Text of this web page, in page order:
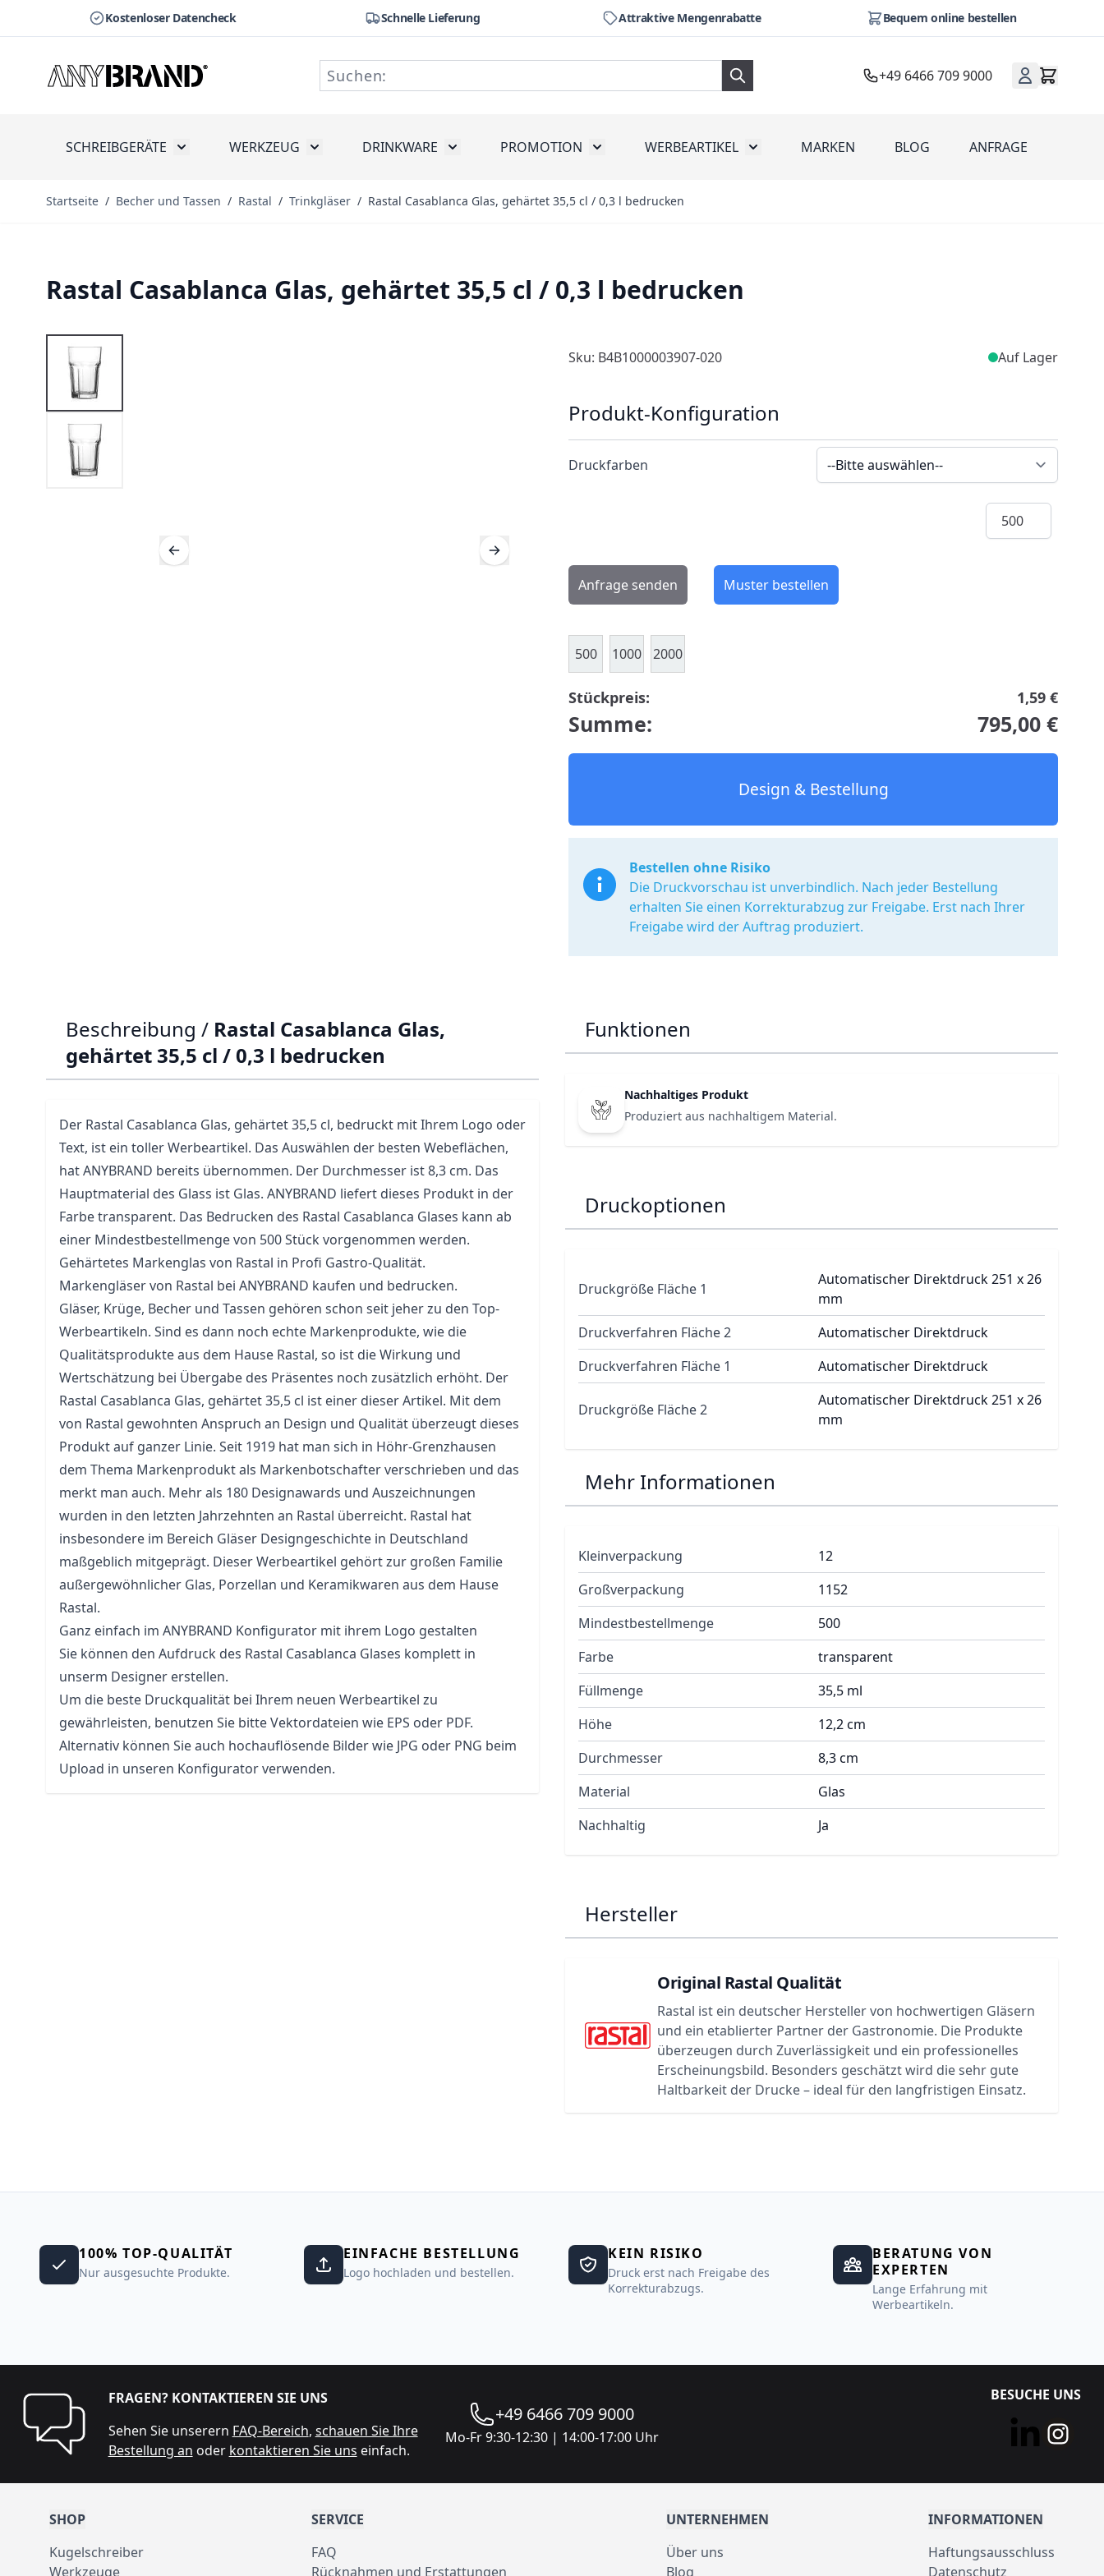
Kostenloser Datencheck Schnelle Lieferung Attraktive Mengenrabatte Bequem online bestellen
+49 6466 709 9000
SCHREIBGERÄTE Toggle submenu for Schreibgeräte
WERKZEUG Toggle submenu for Werkzeug
DRINKWARE Toggle submenu for Drinkware
PROMOTION Toggle submenu for Promotion
WERBEARTIKEL Toggle submenu for Werbeartikel
MARKEN BLOG ANFRAGE
Startseite / Becher und Tassen / Rastal / Trinkgläser / Rastal Casablanca Glas, gehärtet 35,5 cl / 0,3 l bedrucken
Rastal Casablanca Glas, gehärtet 35,5 cl / 0,3 l bedrucken
Sku: B4B1000003907-020 Auf Lager
Produkt-Konfiguration
Druckfarben
Menge
Anfrage senden Muster bestellen
500 1000 2000
Stückpreis: 1,59 €
Summe: 795,00 €
Design & Bestellung
Bestellen ohne Risiko
Die Druckvorschau ist unverbindlich. Nach jeder Bestellung
erhalten Sie einen Korrekturabzug zur Freigabe. Erst nach Ihrer
Freigabe wird der Auftrag produziert.
Beschreibung / Rastal Casablanca Glas,
gehärtet 35,5 cl / 0,3 l bedrucken
Der Rastal Casablanca Glas, gehärtet 35,5 cl, bedruckt mit Ihrem Logo oder
Text, ist ein toller Werbeartikel. Das Auswählen der besten Webeflächen,
hat ANYBRAND bereits übernommen. Der Durchmesser ist 8,3 cm. Das
Hauptmaterial des Glass ist Glas. ANYBRAND liefert dieses Produkt in der
Farbe transparent. Das Bedrucken des Rastal Casablanca Glases kann ab
einer Mindestbestellmenge von 500 Stück vorgenommen werden.
Gehärtetes Markenglas von Rastal in Profi Gastro-Qualität.
Markengläser von Rastal bei ANYBRAND kaufen und bedrucken.
Gläser, Krüge, Becher und Tassen gehören schon seit jeher zu den Top-
Werbeartikeln. Sind es dann noch echte Markenprodukte, wie die
Qualitätsprodukte aus dem Hause Rastal, so ist die Wirkung und
Wertschätzung bei Übergabe des Präsentes noch zusätzlich erhöht. Der
Rastal Casablanca Glas, gehärtet 35,5 cl ist einer dieser Artikel. Mit dem
von Rastal gewohnten Anspruch an Design und Qualität überzeugt dieses
Produkt auf ganzer Linie. Seit 1919 hat man sich in Höhr-Grenzhausen
dem Thema Markenprodukt als Markenbotschafter verschrieben und das
merkt man auch. Mehr als 180 Designawards und Auszeichnungen
wurden in den letzten Jahrzehnten an Rastal überreicht. Rastal hat
insbesondere im Bereich Gläser Designgeschichte in Deutschland
maßgeblich mitgeprägt. Dieser Werbeartikel gehört zur großen Familie
außergewöhnlicher Glas, Porzellan und Keramikwaren aus dem Hause
Rastal.
Ganz einfach im ANYBRAND Konfigurator mit ihrem Logo gestalten
Sie können den Aufdruck des Rastal Casablanca Glases komplett in
unserm Designer erstellen.
Um die beste Druckqualität bei Ihrem neuen Werbeartikel zu
gewährleisten, benutzen Sie bitte Vektordateien wie EPS oder PDF.
Alternativ können Sie auch hochauflösende Bilder wie JPG oder PNG beim
Upload in unseren Konfigurator verwenden.
Funktionen
Nachhaltiges Produkt
Produziert aus nachhaltigem Material.
Druckoptionen
Druckgröße Fläche 1
Automatischer Direktdruck 251 x 26
mm
Druckverfahren Fläche 2
Automatischer Direktdruck
Druckverfahren Fläche 1
Automatischer Direktdruck
Druckgröße Fläche 2
Automatischer Direktdruck 251 x 26
mm
Mehr Informationen
Kleinverpackung
12
Großverpackung
1152
Mindestbestellmenge
500
Farbe
transparent
Füllmenge
35,5 ml
Höhe
12,2 cm
Durchmesser
8,3 cm
Material
Glas
Nachhaltig
Ja
Hersteller
Original Rastal Qualität
Rastal ist ein deutscher Hersteller von hochwertigen Gläsern
und ein etablierter Partner der Gastronomie. Die Produkte
überzeugen durch Zuverlässigkeit und ein professionelles
Erscheinungsbild. Besonders geschätzt wird die sehr gute
Haltbarkeit der Drucke – ideal für den langfristigen Einsatz.
100% TOP-QUALITÄT
Nur ausgesuchte Produkte.
EINFACHE BESTELLUNG
Logo hochladen und bestellen.
KEIN RISIKO
Druck erst nach Freigabe des
Korrekturabzugs.
BERATUNG VON
EXPERTEN
Lange Erfahrung mit
Werbeartikeln.
FRAGEN? KONTAKTIEREN SIE UNS
Sehen Sie unserern FAQ-Bereich, schauen Sie Ihre
Bestellung an oder kontaktieren Sie uns einfach.
+49 6466 709 9000
Mo-Fr 9:30-12:30 | 14:00-17:00 Uhr
BESUCHE UNS
SHOP
Kugelschreiber
Werkzeuge
SERVICE
FAQ
Rücknahmen und Erstattungen
UNTERNEHMEN
Über uns
Blog
INFORMATIONEN
Haftungsausschluss
Datenschutz